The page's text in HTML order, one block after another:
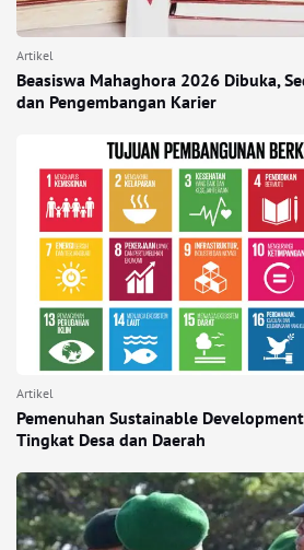
Artikel
Beasiswa Mahaghora 2026 Dibuka,
dan Pengembangan Karier
Artikel
Pemenuhan Sustainable
Tingkat Desa dan Daerah